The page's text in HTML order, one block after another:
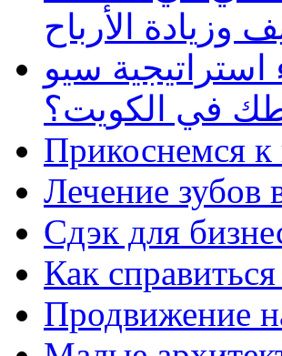
الأرباح
سيو
في الكويت؟
Прикоснемся к
Лечение зубов
Сдэк для
Как
Продвижение